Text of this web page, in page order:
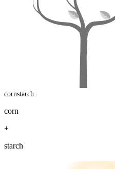
cornstarch
corn
+
starch